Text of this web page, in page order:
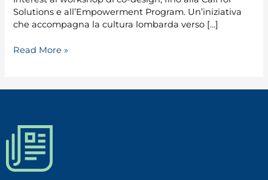
Solutions e all’Empowerment Program. Un’iniziativa
che accompagna la cultura lombarda verso […]
Read More »